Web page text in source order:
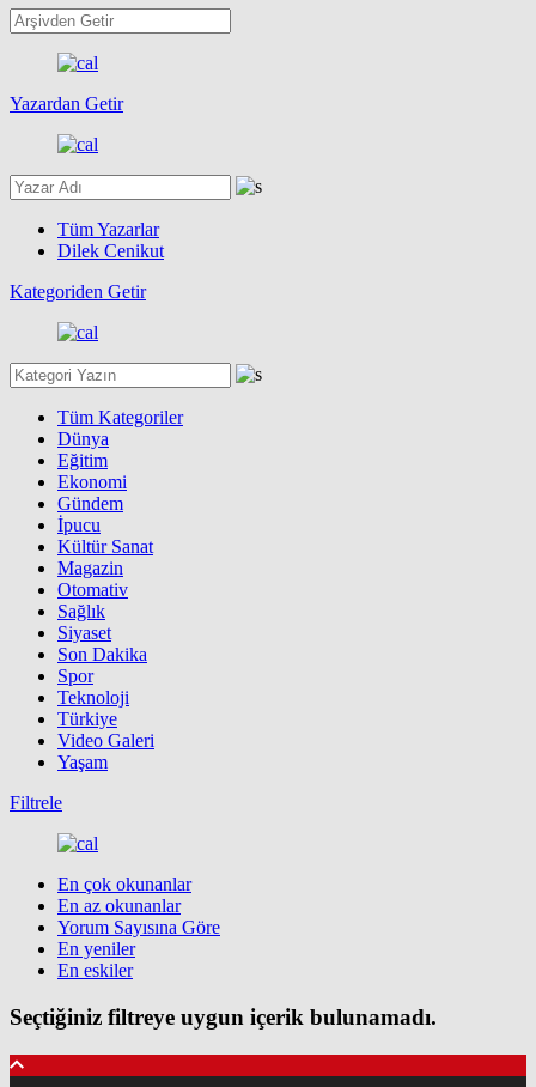
Yazardan Getir
Tüm Yazarlar
Dilek Cenikut
Kategoriden Getir
Tüm Kategoriler
Dünya
Eğitim
Ekonomi
Gündem
İpucu
Kültür Sanat
Magazin
Otomativ
Sağlık
Siyaset
Son Dakika
Spor
Teknoloji
Türkiye
Video Galeri
Yaşam
Filtrele
En çok okunanlar
En az okunanlar
Yorum Sayısına Göre
En yeniler
En eskiler
Seçtiğiniz filtreye uygun içerik bulunamadı.